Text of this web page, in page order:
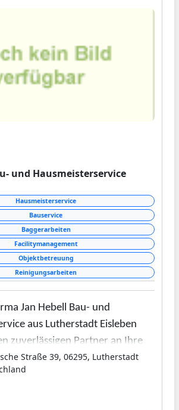
und Hausmeisterservice
Hausmeisterservice
Bauservice
Baggerarbeiten
Facilitymanagement
Objektbetreuung
Reinigungsarbeiten
Jan Hebell Bau- und
aus Lutherstadt Eisleben
zuverlässigen Partner an Ihre
professionelles Facility
diverse Bauarbeiten
Straße 39, 06295, Lutherstadt